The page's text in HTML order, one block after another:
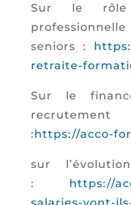
Sur le
seniors :
retraite-
Sur le
:https://acco-
sur
: https://